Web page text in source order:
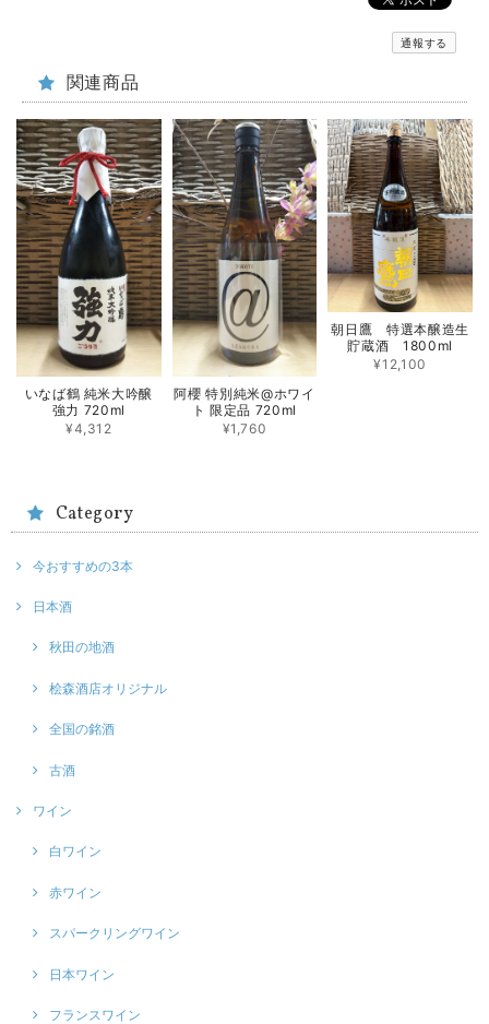
通報する
関連商品
いなば鶴 純米大吟醸
強力 720ml
¥4,312
阿櫻 特別純米@ホワイ
ト 限定品 720ml
¥1,760
朝日鷹 特選本醸造生
貯蔵酒 1800ml
¥12,100
Category
今おすすめの3本
日本酒
秋田の地酒
桧森酒店オリジナル
全国の銘酒
古酒
ワイン
白ワイン
赤ワイン
スパークリングワイン
日本ワイン
フランスワイン